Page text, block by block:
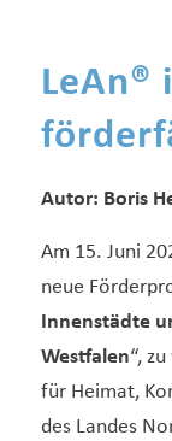
LeAn®
Autor: Boris
Am 15. Juni
neue
Innenstädte
Westfalen“,
für Heimat,
des Landes